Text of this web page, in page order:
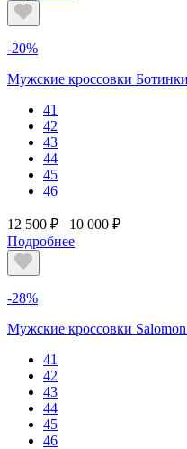
-20%
Мужские кроссовки
41
42
43
44
45
46
12 500 ₽
10 000 ₽
Подробнее
-28%
Мужские кроссовки
41
42
43
44
45
46